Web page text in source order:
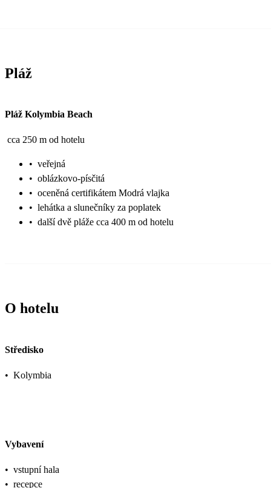
Pláž
Pláž Kolymbia Beach
cca 250 m od hotelu
• veřejná
• oblázkovo-písčitá
• oceněná certifikátem Modrá vlajka
• lehátka a slunečníky za poplatek
• další dvě pláže cca 400 m od hotelu
O hotelu
Středisko
• Kolymbia
Vybavení
• vstupní hala
• recepce